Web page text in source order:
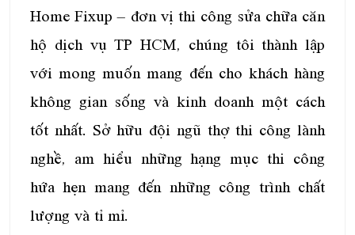
Home Fixup – đơn vị thi công sửa chữa căn
hộ dịch vụ TP HCM, chúng tôi thành lập
với mong muốn mang đến cho khách hàng
không gian sống và kinh doanh một cách
tốt nhất. Sở hữu đội ngũ thợ thi công lành
nghề, am hiểu những hạng mục thi công
hứa hẹn mang đến những công trình chất
lượng và tỉ mỉ.